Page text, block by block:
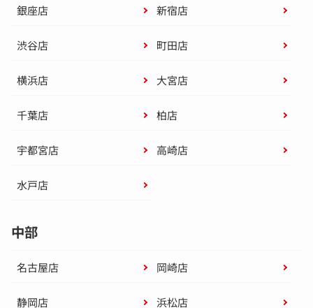
銀座店 新宿店
渋谷店 町田店
横浜店 大宮店
千葉店 柏店
宇都宮店 高崎店
水戸店
中部
名古屋店 岡崎店
静岡店 浜松店